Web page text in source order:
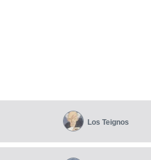
Los Teignos